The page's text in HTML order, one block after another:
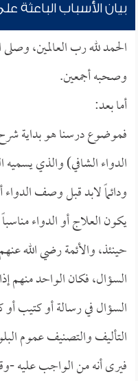
بيان الأسباب الباعثة
الحمد لله رب العالمين،
وصحبه أجمعين.
أما بعد:
فموضوع درسنا هو بداية
الدواء الشافي) والذي يسميه
ودائماً لابد قبل وصف
يكون العلاج أو الدواء
حينئذ، والأئمة رضي الله
السؤال، فكان الواحد منهم
السؤال في رسالة أو كتيب
التأليف والتصنيف عموم
فيرى أنه من الواجب عليه